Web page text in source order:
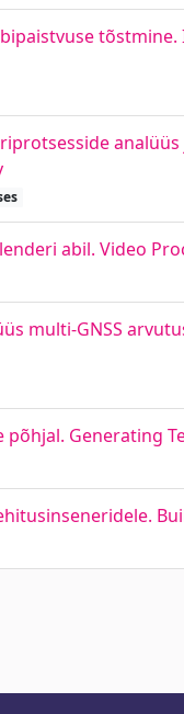
abil. Video
multi-GNSS
Generating